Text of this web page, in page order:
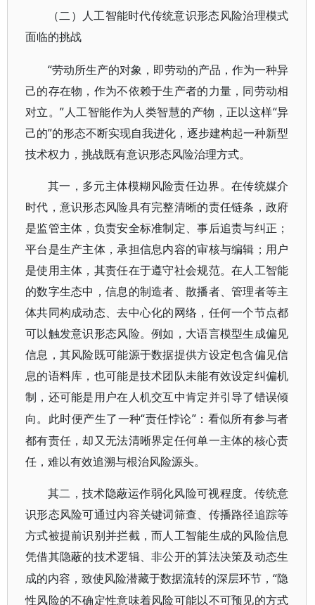
（二）人工智能时代传统意识形态风险治理模式
面临的挑战
“劳动所生产的对象，即劳动的产品，作为一种异
己的存在物，作为不依赖于生产者的力量，同劳动相
对立。”人工智能作为人类智慧的产物，正以这样“异
己的”的形态不断实现自我进化，逐步建构起一种新型
技术权力，挑战既有意识形态风险治理方式。
其一，多元主体模糊风险责任边界。在传统媒介
时代，意识形态风险具有完整清晰的责任链条，政府
是监管主体，负责安全标准制定、事后追责与纠正；
平台是生产主体，承担信息内容的审核与编辑；用户
是使用主体，其责任在于遵守社会规范。在人工智能
的数字生态中，信息的制造者、散播者、管理者等主
体共同构成动态、去中心化的网络，任何一个节点都
可以触发意识形态风险。例如，大语言模型生成偏见
信息，其风险既可能源于数据提供方设定包含偏见信
息的语料库，也可能是技术团队未能有效设定纠偏机
制，还可能是用户在人机交互中肯定并引导了错误倾
向。此时便产生了一种“责任悖论”：看似所有参与者
都有责任，却又无法清晰界定任何单一主体的核心责
任，难以有效追溯与根治风险源头。
其二，技术隐蔽运作弱化风险可视程度。传统意
识形态风险可通过内容关键词筛查、传播路径追踪等
方式被提前识别并拦截，而人工智能生成的风险信息
凭借其隐蔽的技术逻辑、非公开的算法决策及动态生
成的内容，致使风险潜藏于数据流转的深层环节，“隐
性风险的不确定性意味着风险可能以不可预见的方式